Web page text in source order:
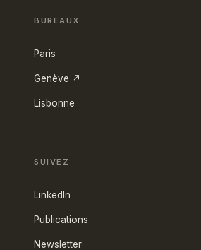
BUREAUX
Paris
Genève ↗
Lisbonne
SUIVEZ
LinkedIn
Publications
Newsletter